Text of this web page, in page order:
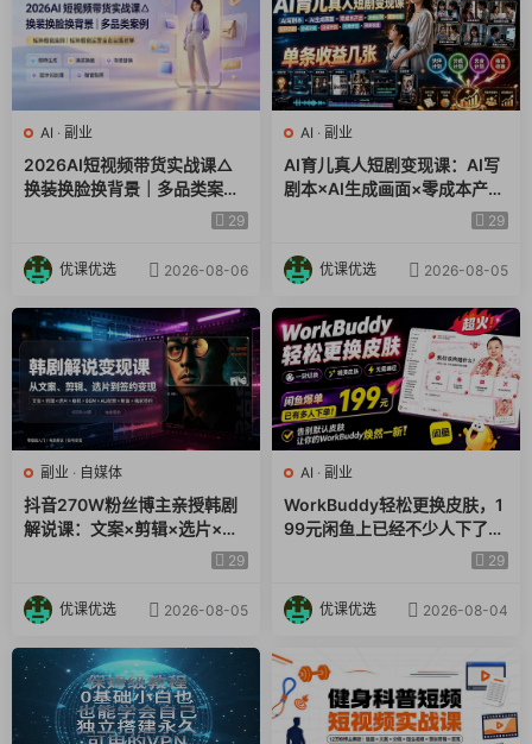
AI · 副业
2026AI短视频带货实战课△
换装换脸换背景｜多品类案例
｜矩阵橱窗运营全套实操教学
29
优课优选 2026-08-06
AI · 副业
AI育儿真人短剧变现课：AI写
剧本×AI生成画面×零成本产出
×伙伴计划×分成计划×光合计29
优课优选 2026-08-05
副业 · 自媒体
抖音270W粉丝博主亲授韩剧
解说课：文案×剪辑×选片×版
权×BGM×AU配音×封面×独家
29
优课优选 2026-08-05
AI · 副业
WorkBuddy轻松更换皮肤，1
99元闲鱼上已经不少人下了
单！情绪价值拉满，WorkBud
29
优课优选 2026-08-04